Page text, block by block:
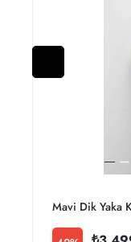
Mavi Dik Yaka